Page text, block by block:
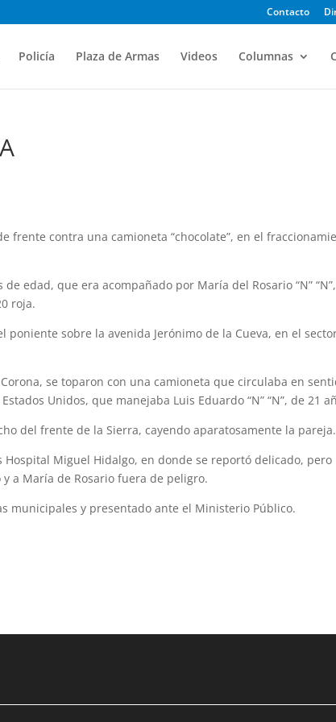
Contacto
Policía Plaza de Armas Videos Columnas
frente contra una camioneta “chocolate”, en el
edad, que era acompañado por María del Rosario “N”
roja.
poniente sobre la avenida Jerónimo de la Cueva, en el
se toparon con una camioneta que circulaba en
Unidos, que manejaba Luis Eduardo “N” “N”, de 21
del frente de la Sierra, cayendo aparatosamente la pareja.
Miguel Hidalgo, en donde se reportó delicado, pero
a María de Rosario fuera de peligro.
municipales y presentado ante el Ministerio Público.